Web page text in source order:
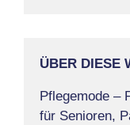
ÜBER DIESE
Pflegemode –
für Senioren,